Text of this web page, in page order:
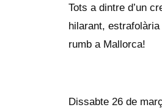
Tots a dintre d’un
hilarant,
rumb a Mallorca!
Dissabte 26 de març